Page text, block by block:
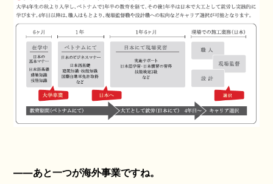
――あと一つが海外事業ですね。